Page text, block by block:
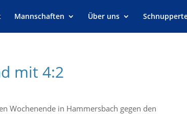
Mannschaften Über uns
mit 4:2
Wochenende in Hammersbach gegen den